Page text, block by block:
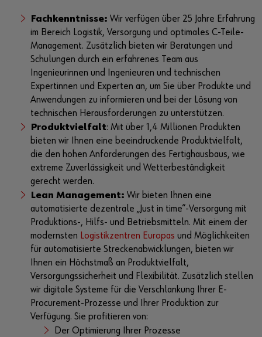
Fachkenntnisse: Wir verfügen über 25 Jahre Erfahrung
im Bereich Logistik, Versorgung und optimales C-Teile-
Management. Zusätzlich bieten wir Beratungen und
Schulungen durch ein erfahrenes Team aus
Ingenieurinnen und Ingenieuren und technischen
Expertinnen und Experten an, um Sie über Produkte und
Anwendungen zu informieren und bei der Lösung von
technischen Herausforderungen zu unterstützen.
Produktvielfalt: Mit über 1,4 Millionen Produkten
bieten wir Ihnen eine beeindruckende Produktvielfalt,
die den hohen Anforderungen des Fertighausbaus, wie
extreme Zuverlässigkeit und Wetterbeständigkeit
gerecht werden.
Lean Management: Wir bieten Ihnen eine
automatisierte dezentrale „Just in time“-Versorgung mit
Produktions-, Hilfs- und Betriebsmitteln. Mit einem der
modernsten Logistikzentren Europas und Möglichkeiten
für automatisierte Streckenabwicklungen, bieten wir
Ihnen ein Höchstmaß an Produktvielfalt,
Versorgungssicherheit und Flexibilität. Zusätzlich stellen
wir digitale Systeme für die Verschlankung Ihrer E-
Procurement-Prozesse und Ihrer Produktion zur
Verfügung. Sie profitieren von:
Der Optimierung Ihrer Prozesse